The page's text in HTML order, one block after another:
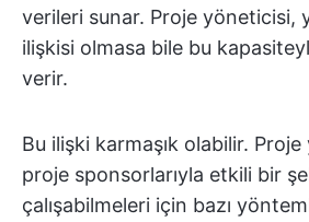
verileri sunar. Proje yöneticisi,
ilişkisi olmasa bile bu
verir.
Bu ilişki karmaşık olabilir.
proje sponsorlarıyla etkili bir
çalışabilmeleri için bazı